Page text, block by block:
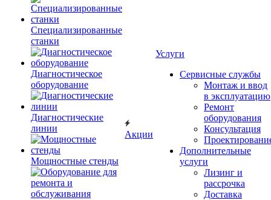
Специализированные
станки
Диагностическое
оборудование
Диагностические
линии
Мощностные стенды
Акции
Услуги
Сервисные службы
Монтаж и ввод
в эксплуатацию
Ремонт
оборудования
Консультация
Дополнительные
услуги
Лизинг и
рассрочка
Доставка